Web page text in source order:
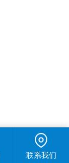
联系我们